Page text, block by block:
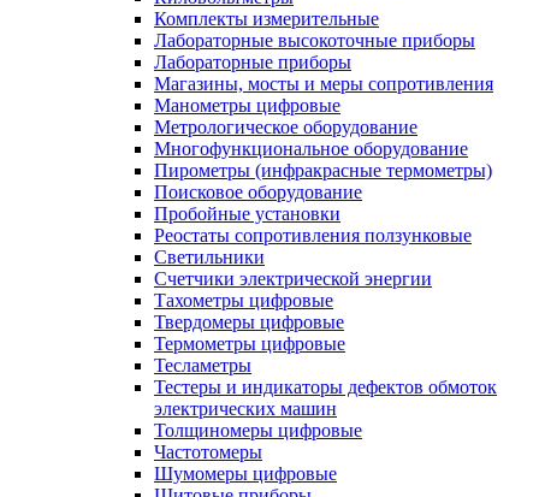
Комплекты измерительные
Лабораторные высокоточные приборы
Лабораторные приборы
Магазины, мосты и меры сопротивления
Манометры цифровые
Метрологическое оборудование
Многофункциональное оборудование
Пирометры (инфракрасные термометры)
Поисковое оборудование
Пробойные установки
Реостаты сопротивления ползунковые
Светильники
Счетчики электрической энергии
Тахометры цифровые
Твердомеры цифровые
Термометры цифровые
Тесламетры
Тестеры и индикаторы дефектов обмоток
электрических машин
Толщиномеры цифровые
Частотомеры
Шумомеры цифровые